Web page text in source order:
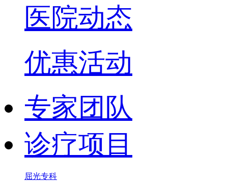
医院动态
优惠活动
专家团队
诊疗项目
屈光专科